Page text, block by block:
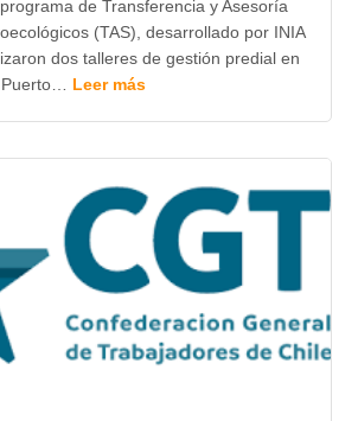
de Transferencia y Asesoría
(TAS), desarrollado por INIA
dos talleres de gestión predial en
Puerto… Leer más